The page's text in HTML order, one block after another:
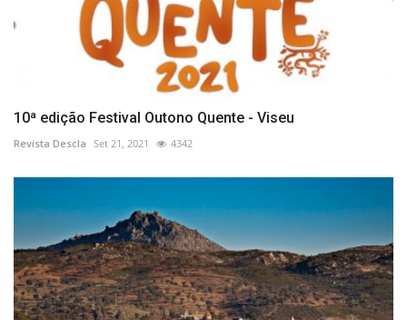
10ª edição Festival Outono Quente - Viseu
Revista Descla Set 21, 2021 4342